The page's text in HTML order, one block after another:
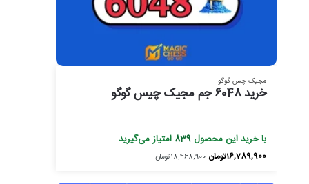
مجیک چس گوگو
خرید 6048 جم مجیک چیس گوگو
با خرید این محصول839 امتیاز می‌گیرید
18,468,900تومان 16,789,900تومان